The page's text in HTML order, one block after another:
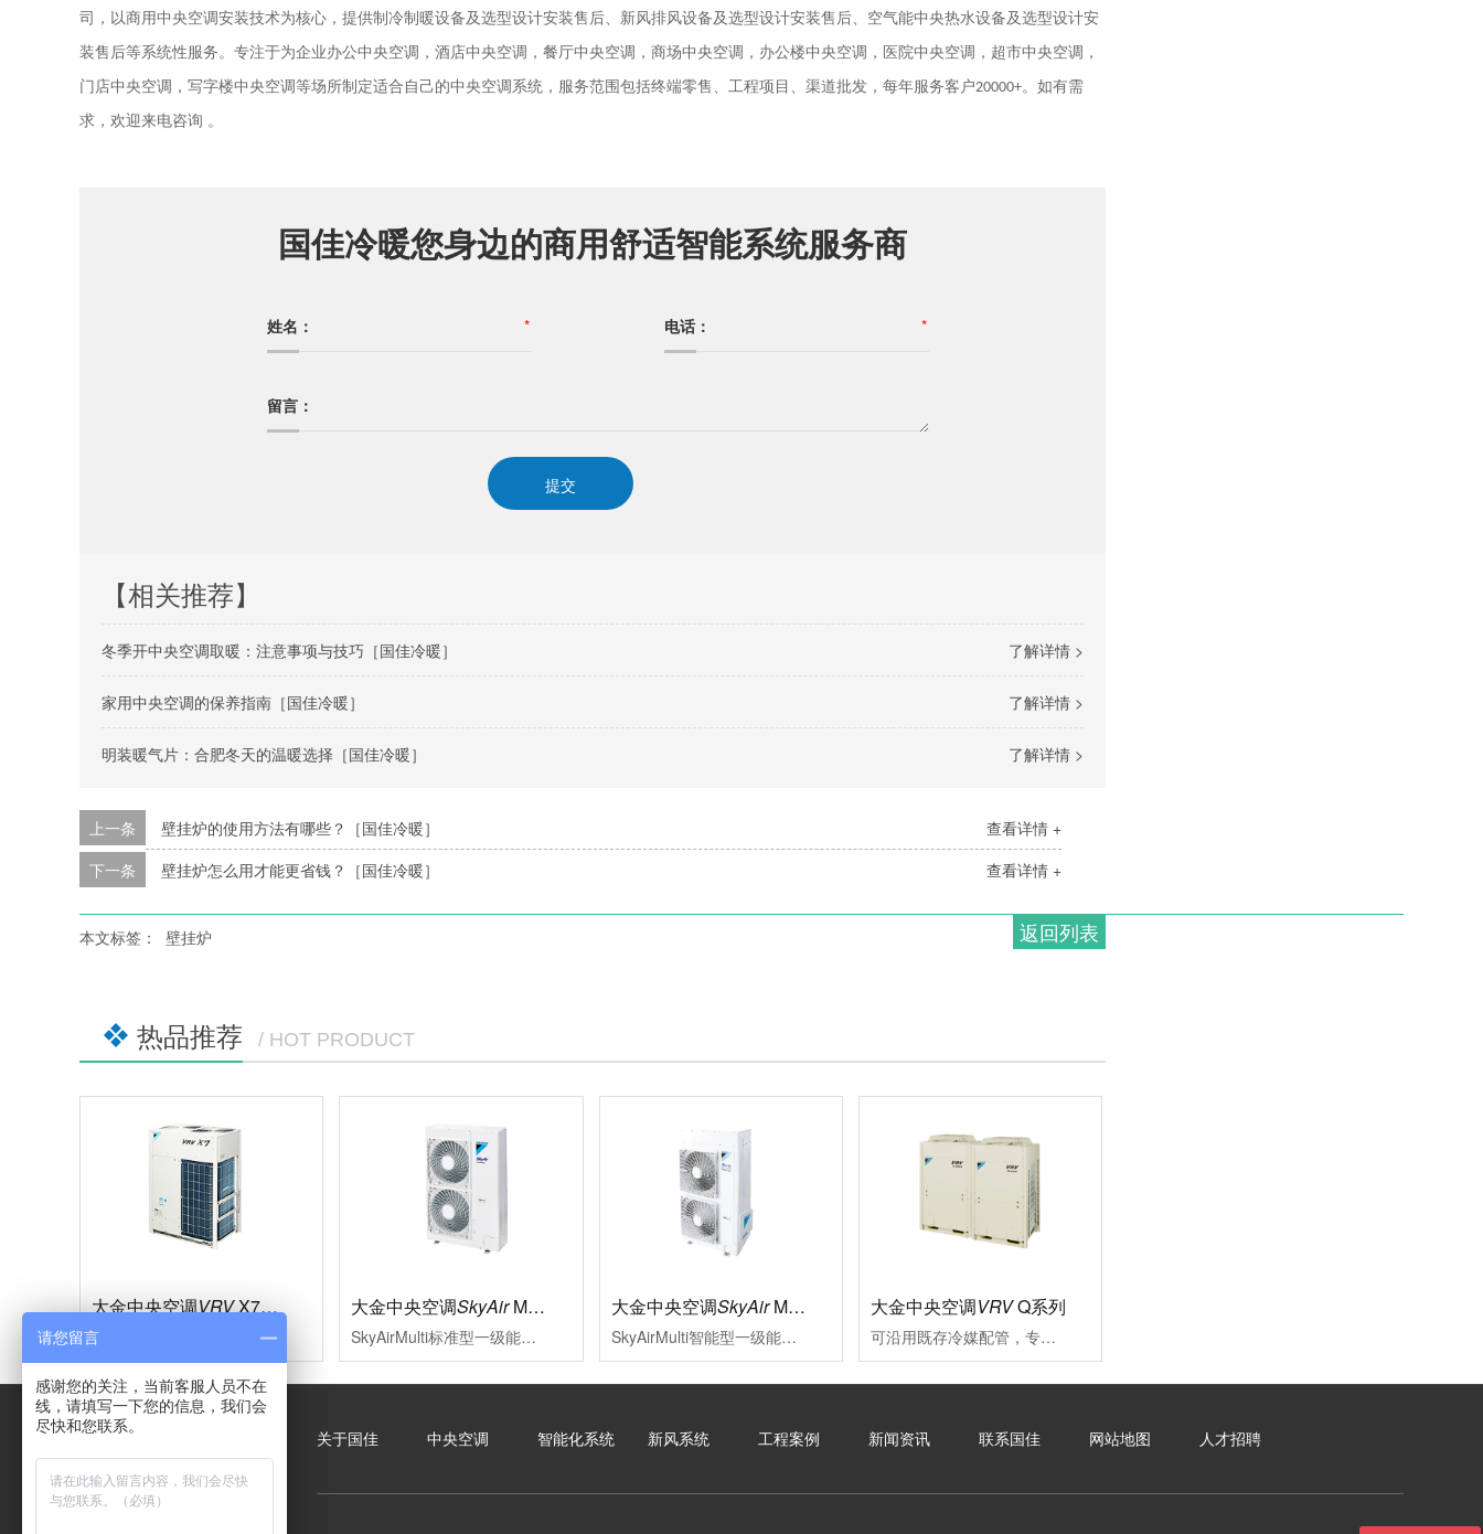
司，以商用中央空调安装技术为核心，提供制冷制暖设备及选型设计安装售后、新风排风设备及选型设计安装售后、空气能中央热水设备及选型设计安
装售后等系统性服务。专注于为企业办公中央空调，酒店中央空调，餐厅中央空调，商场中央空调，办公楼中央空调，医院中央空调，超市中央空调，
门店中央空调，写字楼中央空调等场所制定适合自己的中央空调系统，服务范围包括终端零售、工程项目、渠道批发，每年服务客户20000+。如有需
求，欢迎来电咨询 。
国佳冷暖您身边的商用舒适智能系统服务商
姓名： * 电话： *
留言：
【相关推荐】
了解详情 >
冬季开中央空调取暖：注意事项与技巧［国佳冷暖］
了解详情 >
家用中央空调的保养指南［国佳冷暖］
了解详情 >
明装暖气片：合肥冬天的温暖选择［国佳冷暖］
查看详情 +
上一条
壁挂炉的使用方法有哪些？［国佳冷暖］
查看详情 +
下一条 壁挂炉怎么用才能更省钱？［国佳冷暖］
返回列表
本文标签： 壁挂炉
热品推荐 / HOT PRODUCT
大金中央空调VRVX7系列
多联式中央空调的革新，现代大型楼宇的必然选择充分满足现代楼宇对于中央空调系统的需求，系统运转效率进一步的提升空调的舒适性、节能型、设计安装的便利性、系统运转的可靠性等多项性能均达到业内赢领水平
大金中央空调SkyAirMulti标准型
SkyAirMulti标准型一级能效新冷媒变频多联式空调系统大金将变频多联技术适合用于中小型商业空间的特质融于SkyAirMulti系列中，能够贴合各类装修风格其室外机高集成，小巧化、化整为零的特点，更为外墙预留了更多充分表达建筑设计美感与品位的空间
大金中央空调SkyAirMulti智能型
SkyAirMulti智能型一级能效变频多联空调系统性能可靠、外形美观的SkyAirMulti系列空调，一直以来是各类中小型商业空间的智慧之选SkyAirMulti系列空调全面升级，用户在体验大金空调营造的舒适空气环境的同时，更因其智能便捷的控制，完善的服务及赢领的节能效果而获益良多
大金中央空调VRVQ系列
可沿用既存冷媒配管，专注应对大楼空调改造施工周期长、投资成本高、内装修补流程繁琐一直是大楼空调改造过程中面临的难题VRV更新用Q系列能快捷对应各类改造项目的中央空调系统
关于国佳 中央空调 智能化系统 新风系统 工程案例 新闻资讯 联系国佳 网站地图 人才招聘
请您留言
感谢您的关注，当前客服人员不在
线，请填写一下您的信息，我们会
尽快和您联系。